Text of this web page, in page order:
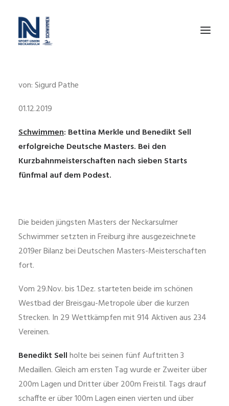
SWIM TEAM CHALLENGE
KURSE – FÜR ERWACHSENE
SCHWIMMSCHULE
TRAINING
WIR
von: Sigurd Pathe
01.12.2019
Schwimmen: Bettina Merkle und Benedikt Sell
erfolgreiche Deutsche Masters. Bei den
Kurzbahnmeisterschaften nach sieben Starts
fünfmal auf dem Podest.
Die beiden jüngsten Masters der Neckarsulmer
Schwimmer setzten in Freiburg ihre ausgezeichnete
2019er Bilanz bei Deutschen Masters-Meisterschaften
fort.
Vom 29.Nov. bis 1.Dez. starteten beide im schönen
Westbad der Breisgau-Metropole über die kurzen
Strecken. In 29 Wettkämpfen mit 914 Aktiven aus 234
Vereinen.
Benedikt Sellholte bei seinen fünf Auftritten 3
Medaillen. Gleich am ersten Tag wurde er Zweiter über
200m Lagen und Dritter über 200m Freistil. Tags drauf
schaffte er über 100m Lagen einen vierten und über